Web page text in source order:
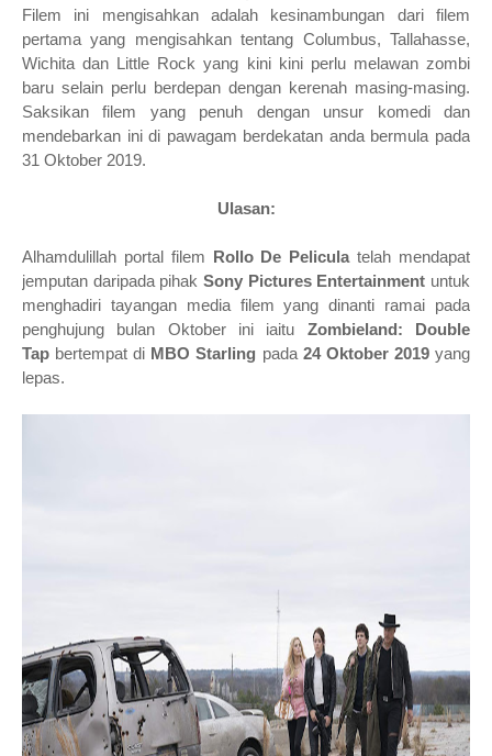
Filem ini mengisahkan adalah kesinambungan dari filem
pertama yang mengisahkan tentang Columbus, Tallahasse,
Wichita dan Little Rock yang kini kini perlu melawan zombi
baru selain perlu berdepan dengan kerenah masing-masing.
Saksikan
filem yang penuh dengan unsur komedi dan
mendebarkan ini di pawagam berdekatan anda bermula pada
31 Oktober 2019.
Ulasan:
Alhamdulillah portal filem Rollo De Pelicula telah mendapat
jemputan daripada pihak Sony Pictures Entertainment untuk
menghadiri tayangan mediafilem yang dinanti ramai pada
penghujung bulan Oktober ini iaitu
Zombieland: Double
Tap bertempatdi MBO Starling pada24 Oktober 2019yang
lepas.